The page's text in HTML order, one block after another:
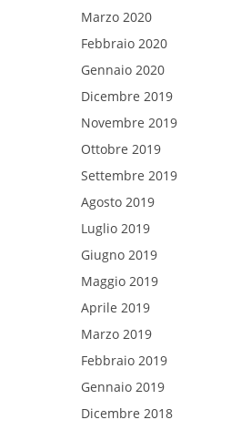
Marzo 2020
Febbraio 2020
Gennaio 2020
Dicembre 2019
Novembre 2019
Ottobre 2019
Settembre 2019
Agosto 2019
Luglio 2019
Giugno 2019
Maggio 2019
Aprile 2019
Marzo 2019
Febbraio 2019
Gennaio 2019
Dicembre 2018